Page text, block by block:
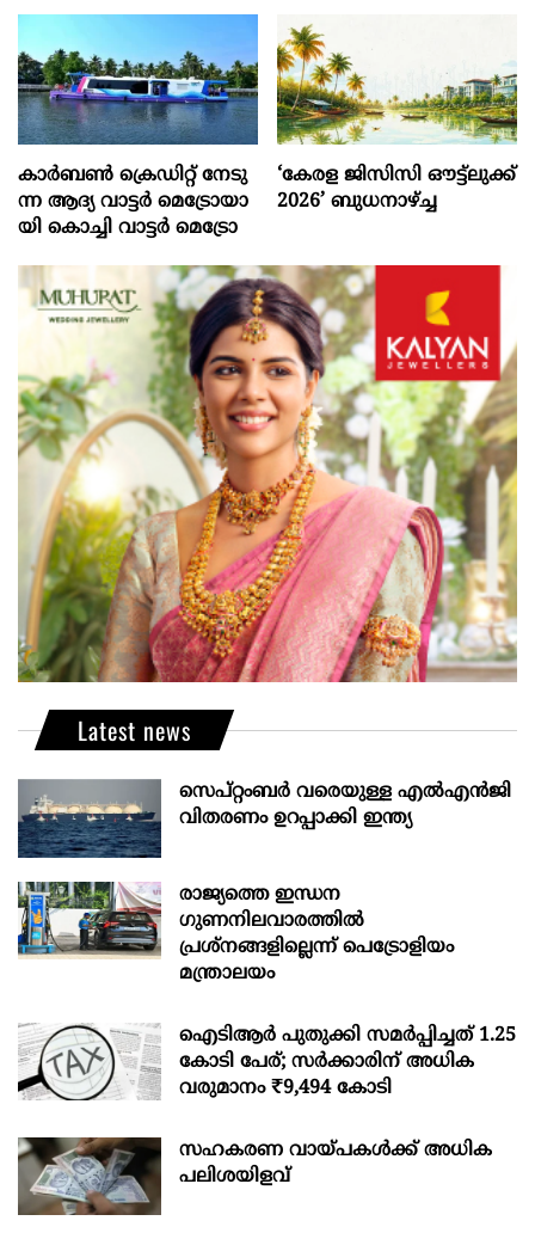
കാ​ര്‍​ബ​ണ്‍ ക്രെ​ഡി​റ്റ് നേ​ടു​
ന്ന ആ​ദ്യ വാ​ട്ട​ര്‍ മെ​ട്രോ​യാ​
യി കൊ​ച്ചി വാ​ട്ട​ര്‍ മെ​ട്രോ
‘കേരള ജിസിസി ഔട്ട്ലുക്ക്
2026’ ബുധനാഴ്ച്ച
Latest news
സെപ്റ്റംബർ വരെയുള്ള എൽഎൻജി
വിതരണം ഉറപ്പാക്കി ഇന്ത്യ
രാജ്യത്തെ ഇന്ധന
ഗുണനിലവാരത്തില്‍
പ്രശ്‌നങ്ങളില്ലെന്ന് പെട്രോളിയം
മന്ത്രാലയം
ഐടിആര്‍ പുതുക്കി സമർപ്പിച്ചത് 1.25
കോടി പേര്; സർക്കാരിന് അധിക
വരുമാനം ₹9,494 കോടി
സഹകരണ വായ്പകള്‍ക്ക് അധിക
പലിശയിളവ്